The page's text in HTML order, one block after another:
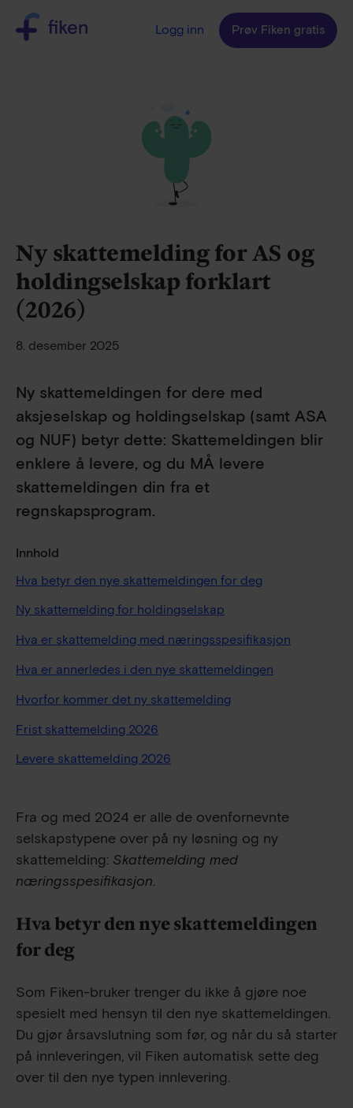
Logg inn Prøv Fiken gratis
Ny skattemelding for AS og
holdingselskap forklart
(2026)
8. desember 2025
Ny skattemeldingen for dere med
aksjeselskap og holdingselskap (samt ASA
og NUF) betyr dette: Skattemeldingen blir
enklere å levere, og du MÅ levere
skattemeldingen din fra et
regnskapsprogram.
Innhold
Hva betyr den nye skattemeldingen for deg
Ny skattemelding for holdingselskap
Hva er skattemelding med næringsspesifikasjon
Hva er annerledes i den nye skattemeldingen
Hvorfor kommer det ny skattemelding
Frist skattemelding 2026
Levere skattemelding 2026
Fra og med 2024 er alle de ovenfornevnte
selskapstypene over på ny løsning og ny
skattemelding: Skattemelding med
næringsspesifikasjon.
Hva betyr den nye skattemeldingen
for deg
Som Fiken-bruker trenger du ikke å gjøre noe
spesielt med hensyn til den nye skattemeldingen.
Du gjør årsavslutning som før, og når du så starter
på innleveringen, vil Fiken automatisk sette deg
over til den nye typen innlevering.